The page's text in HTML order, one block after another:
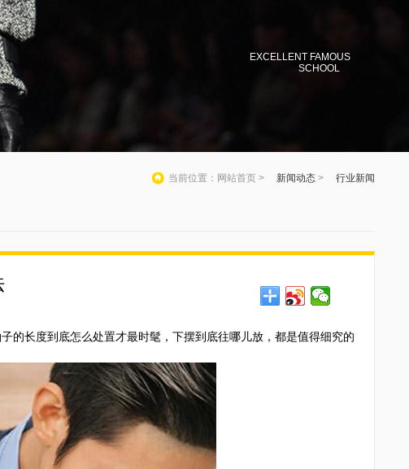
EXCELLENT FAMOUS
SCHOOL
当前位置：网站首页 > 新闻动态 > 行业新闻
长度到底怎么处置才最时髦，下摆到底往哪儿放，都是值得细究的